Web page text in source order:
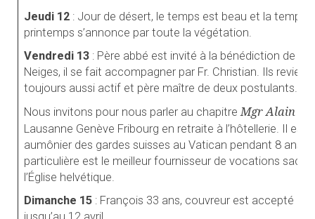
Jeudi 12 : Jour de désert, le temps est beau et la
printemps s’annonce par toute la végétation.
Vendredi 13 : Père abbé est invité à la bénédiction de
Neiges, il se fait accompagner par Fr. Christian. Ils
toujours aussi actif et père maître de deux postulants.
Nous invitons pour nous parler au chapitreMgr Alain de
Lausanne Genève Fribourg en retraite à l’hôtellerie. Il est
aumônier des gardes suisses au Vatican pendant 8 ans.
particulière est le meilleur fournisseur de vocations
l’Église helvétique.
Dimanche 15 : François 33 ans, couvreur est accepté